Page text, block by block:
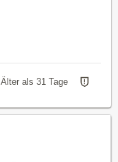
Älter als 31 Tage